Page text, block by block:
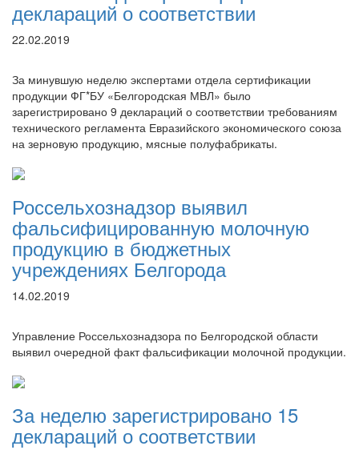
деклараций о соответствии
22.02.2019
За минувшую неделю экспертами отдела сертификации
продукции ФГ*БУ «Белгородская МВЛ» было
зарегистрировано 9 деклараций о соответствии требованиям
технического регламента Евразийского экономического союза
на зерновую продукцию, мясные полуфабрикаты.
Россельхознадзор выявил
фальсифицированную молочную
продукцию в бюджетных
учреждениях Белгорода
14.02.2019
Управление Россельхознадзора по Белгородской области
выявил очередной факт фальсификации молочной продукции.
За неделю зарегистрировано 15
деклараций о соответствии